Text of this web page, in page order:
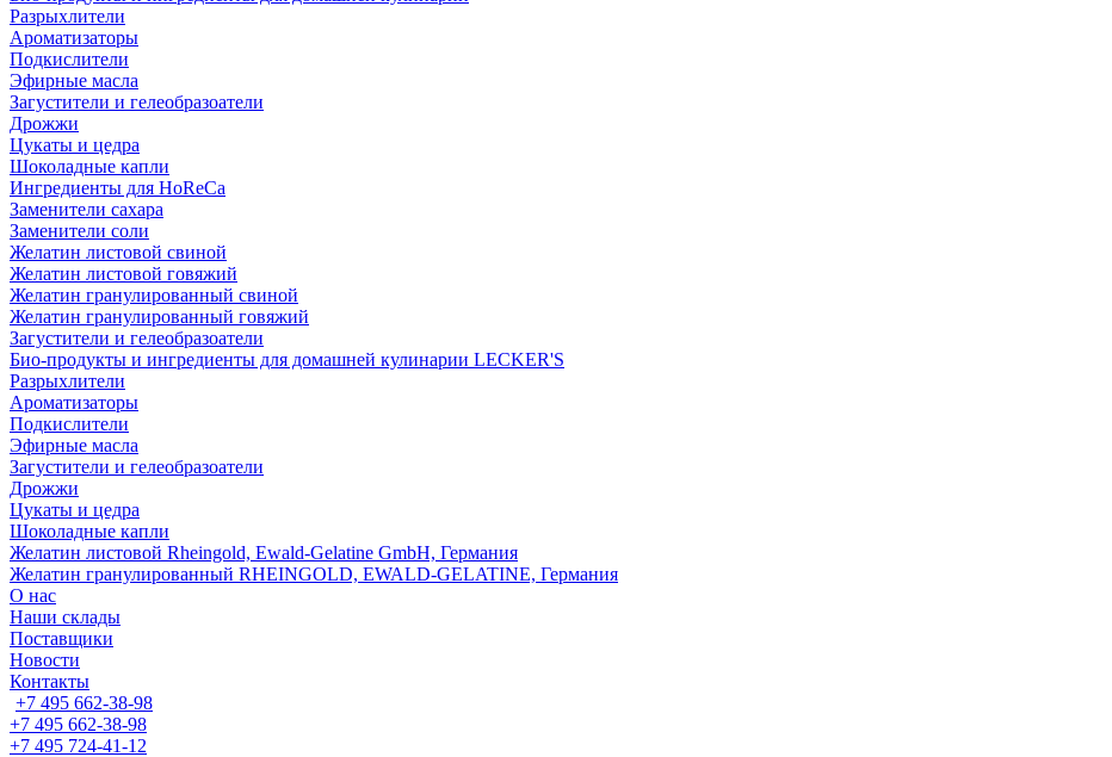
Разрыхлители
Ароматизаторы
Подкислители
Эфирные масла
Загустители и гелеобразоатели
Дрожжи
Цукаты и цедра
Шоколадные капли
Ингредиенты для HoReCa
Заменители сахара
Заменители соли
Желатин листовой свиной
Желатин листовой говяжий
Желатин гранулированный свиной
Желатин гранулированный говяжий
Загустители и гелеобразоатели
Био-продукты и ингредиенты для домашней кулинарии LECKER'S
Разрыхлители
Ароматизаторы
Подкислители
Эфирные масла
Загустители и гелеобразоатели
Дрожжи
Цукаты и цедра
Шоколадные капли
Желатин листовой Rheingold, Ewald-Gelatine GmbH, Германия
Желатин гранулированный RHEINGOLD, EWALD-GELATINE, Германия
О нас
Наши склады
Поставщики
Новости
Контакты
+7 495 662-38-98
+7 495 662-38-98
+7 495 724-41-12